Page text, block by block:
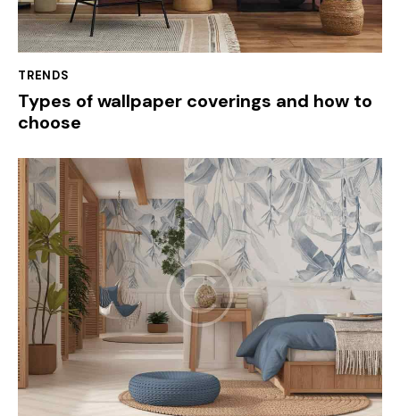
TRENDS
Types of wallpaper coverings and how to
choose